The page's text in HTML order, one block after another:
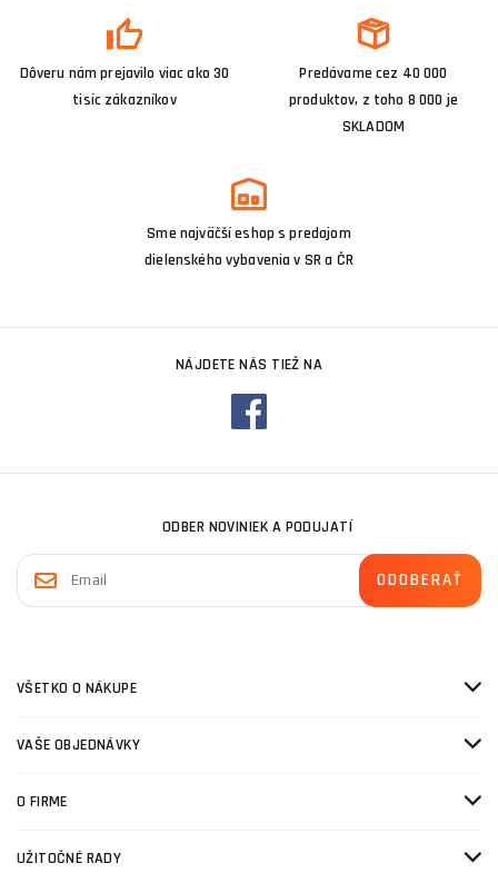
Dôveru nám prejavilo viac ako 30
tisíc zákazníkov
Predávame cez 40 000
produktov, z toho 8 000 je
SKLADOM
Sme najväčší eshop s predajom
dielenského vybavenia v SR a ČR
NÁJDETE NÁS TIEŽ NA
ODBER NOVINIEK A PODUJATÍ
VŠETKO O NÁKUPE
VAŠE OBJEDNÁVKY
O FIRME
UŽITOČNÉ RADY